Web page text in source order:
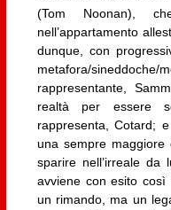
(Tom Noonan),
nell’appartamento
dunque, con
metafora/
rappresentante,
realtà per essere
rappresenta, Cotard;
una sempre maggiore
sparire nell’irreale da
avviene con esito
un rimando, ma un